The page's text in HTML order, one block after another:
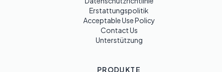
Erstattungspolitik
Acceptable Use Policy
Contact Us
Unterstützung
PRODUKTE